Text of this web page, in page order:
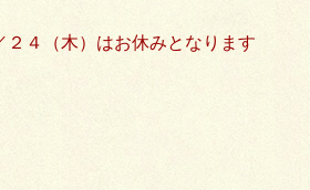
４（木）はお休みとなります